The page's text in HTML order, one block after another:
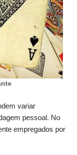
variar
pessoal. No
empregados por